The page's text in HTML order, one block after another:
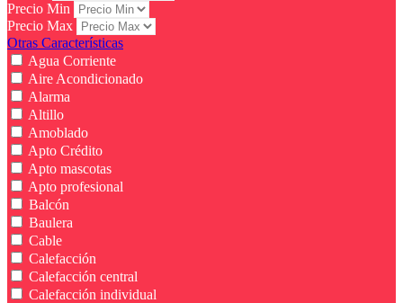
Precio Min
Precio Max
Otras Características
Agua Corriente
Aire Acondicionado
Alarma
Altillo
Amoblado
Apto Crédito
Apto mascotas
Apto profesional
Balcón
Baulera
Cable
Calefacción
Calefacción central
Calefacción individual